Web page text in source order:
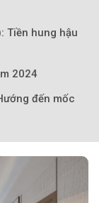
Tiền hung hậu
2024
đến mốc